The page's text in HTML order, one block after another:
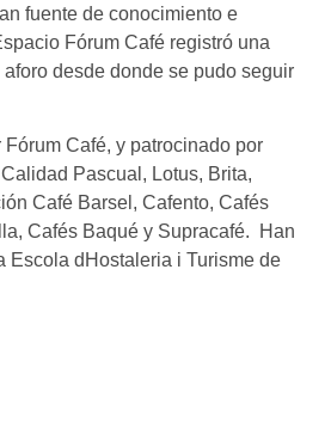
fuente de conocimiento e
Fórum Café registró una
desde donde se pudo seguir
Café, y patrocinado por
Pascual, Lotus, Brita,
Café Barsel, Cafento, Cafés
Cafés Baqué y Supracafé. Han
dHostaleria i Turisme de